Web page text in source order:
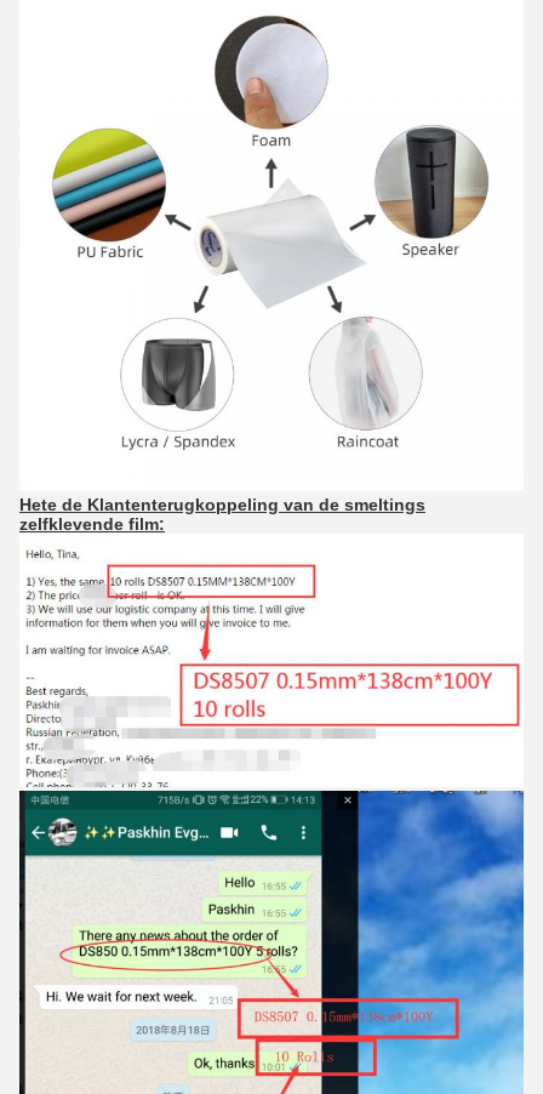
Hete de Klantenterugkoppeling van de smeltings
zelfklevende film: